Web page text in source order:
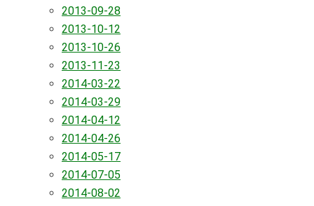
2013-09-28
2013-10-12
2013-10-26
2013-11-23
2014-03-22
2014-03-29
2014-04-12
2014-04-26
2014-05-17
2014-07-05
2014-08-02